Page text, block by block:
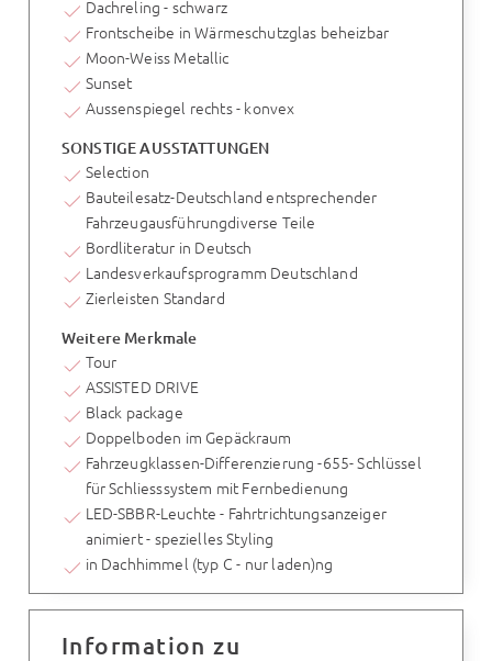
Dachreling - schwarz
Frontscheibe in Wärmeschutzglas beheizbar
Moon-Weiss Metallic
Sunset
Aussenspiegel rechts - konvex
SONSTIGE AUSSTATTUNGEN
Selection
Bauteilesatz-Deutschland entsprechender
Fahrzeugausführungdiverse Teile
Bordliteratur in Deutsch
Landesverkaufsprogramm Deutschland
Zierleisten Standard
Weitere Merkmale
Tour
ASSISTED DRIVE
Black package
Doppelboden im Gepäckraum
Fahrzeugklassen-Differenzierung -655- Schlüssel
für Schliesssystem mit Fernbedienung
LED-SBBR-Leuchte - Fahrtrichtungsanzeiger
animiert - spezielles Styling
in Dachhimmel (typ C - nur laden)ng
Information zu